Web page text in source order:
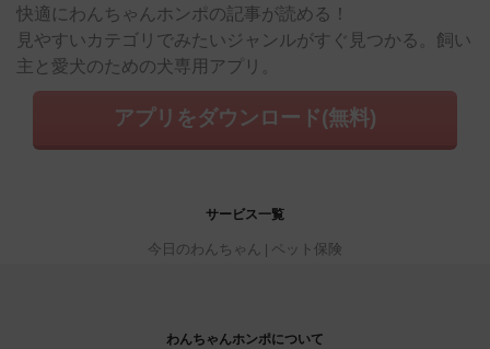
快適にわんちゃんホンポの記事が読める！
見やすいカテゴリでみたいジャンルがすぐ見つかる。飼い
主と愛犬のための犬専用アプリ。
アプリをダウンロード(無料)
サービス一覧
今日のわんちゃん ペット保険
わんちゃんホンポについて